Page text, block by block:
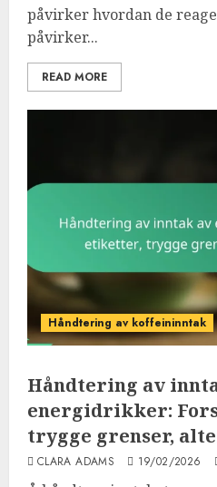
påvirker hvordan de
påvirker...
READ MORE
Håndtering av koffeininntak
Håndtering av
energidrikker:
trygge grenser,
CLARA ADAMS 19/02/2026